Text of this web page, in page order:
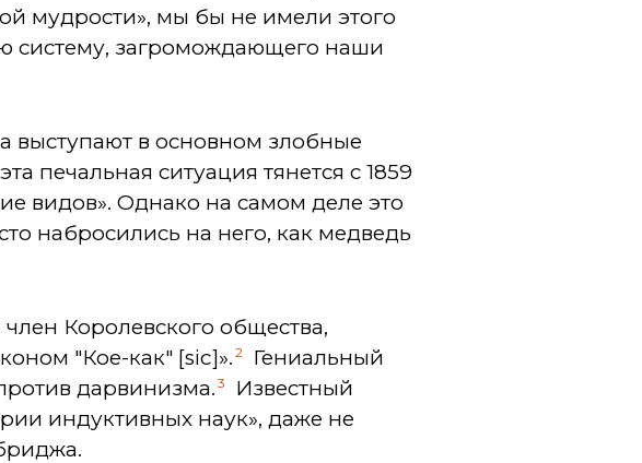
мудрости», мы бы не имели этого
систему, загромождающего наши
выступают в основном злобные
печальная ситуация тянется с 1859
видов». Однако на самом деле это
набросились на него, как медведь
Королевского общества,
"Кое-как" [sic]». 2
Гениальный
дарвинизма. 3
Известный
индуктивных наук», даже не